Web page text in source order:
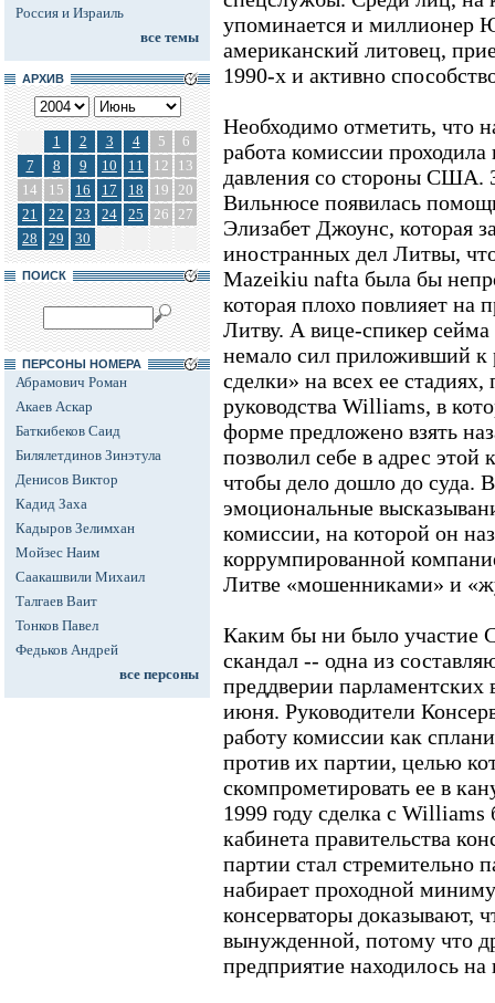
Россия и Израиль
все темы
АРХИВ
1 2 3 4 5
6
7
8 9 10 11 12
13
14
15 16 17 18 19 20
21
22 23 24 25 26 27
28
29 30
ПОИСК
ПЕРСОНЫ НОМЕРА
Абрамович Роман
Акаев Аскар
Баткибеков Саид
Билялетдинов Зинэтула
Денисов Виктор
Кадид Заха
Кадыров Зелимхан
Мойзес Наим
Саакашвили Михаил
Талгаев Ваит
Тонков Павел
Федьков Андрей
все персоны
упоминается и миллионер
американский литовец,
1990-х и активно
Необходимо отметить, что
работа комиссии проходила
давления со стороны США.
Вильнюсе появилась
Элизабет Джоунс, которая
иностранных дел Литвы,
Mazeikiu naftа была бы
которая плохо повлияет на
Литву. А вице-спикер
немало сил приложивший к
сделки» на всех ее
руководства Williams, в
форме предложено взять
позволил себе в адрес этой
чтобы дело дошло до суда.
эмоциональные
комиссии, на которой он
коррумпированной
Литве «мошенниками» и
Каким бы ни было
скандал -- одна из
преддверии парламентских
июня. Руководители
работу комиссии как
против их партии, целью
скомпрометировать ее в
1999 году сделка с
кабинета правительства
партии стал стремительно
набирает проходной
консерваторы доказывают,
вынужденной, потому что
предприятие находилось на